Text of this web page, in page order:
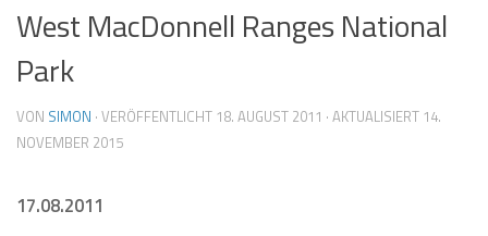
West MacDonnell Ranges National
Park
VON SIMON · VERÖFFENTLICHT 18. AUGUST 2011 · AKTUALISIERT 14.
NOVEMBER 2015
17.08.2011